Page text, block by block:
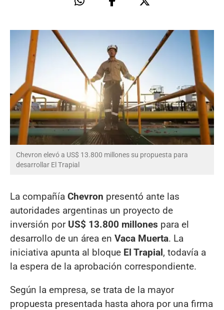
Chevron elevó a US$ 13.800 millones su propuesta para
desarrollar El Trapial
La compañía Chevron presentó ante las
autoridades argentinas un proyecto de
inversión por US$ 13.800 millones para el
desarrollo de un área en Vaca Muerta. La
iniciativa apunta al bloque El Trapial, todavía a
la espera de la aprobación correspondiente.
Según la empresa, se trata de la mayor
propuesta presentada hasta ahora por una firma